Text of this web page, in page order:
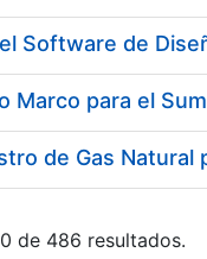
Software de
de 486 resultados.